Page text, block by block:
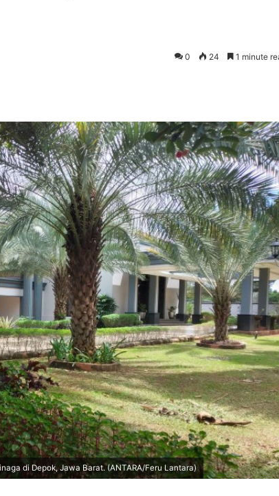
0 24 1 minute
di Depok, Jawa Barat. (ANTARA/Feru Lantara)